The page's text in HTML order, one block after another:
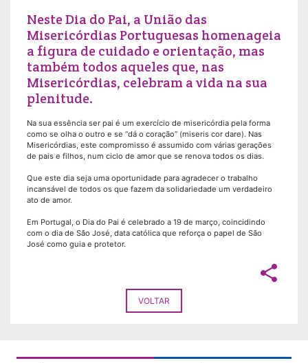
Neste Dia do Pai, a União das
Misericórdias Portuguesas homenageia
a figura de cuidado e orientação, mas
também todos aqueles que, nas
Misericórdias, celebram a vida na sua
plenitude.
Na sua essência ser pai é um exercício de misericórdia pela forma
como se olha o outro e se “dá o coração” (miseris cor dare). Nas
Misericórdias, este compromisso é assumido com várias gerações
de pais e filhos, num ciclo de amor que se renova todos os dias.
Que este dia seja uma oportunidade para agradecer o trabalho
incansável de todos os que fazem da solidariedade um verdadeiro
ato de amor.
Em Portugal, o Dia do Pai é celebrado a 19 de março, coincidindo
com o dia de São José, data católica que reforça o papel de São
José como guia e protetor.
share
VOLTAR